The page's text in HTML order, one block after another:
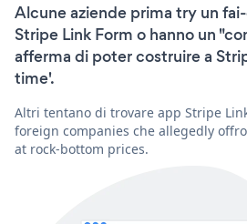
Alcune aziende prima try un
Stripe Link Form o hanno un
afferma di poter costruire a
time'.
Altri tentano di trovare app Stripe
foreign companies che allegedly
at rock-bottom prices.